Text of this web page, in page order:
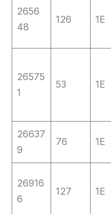
2656
48
126 1E
26575
1
53 1E
26637
9
76 1E
26916
6
127 1E